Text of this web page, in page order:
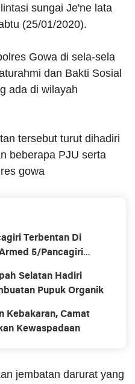
sungai Je'ne lata
(25/01/2020).
Gowa di sela-sela
dan Bakti Sosial
ada di wilayah
tersebut turut dihadiri
beberapa PJU serta
gowa
Terbentan Di
5/Pancagiri
Selatan Hadiri
Pupuk Organik
Kebakaran, Camat
Kewaspadaan
jembatan darurat yang